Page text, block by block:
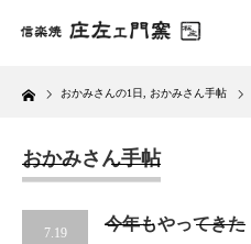
Home おかみさんの1日 おかみさん手帖
おかみさん手帖
7.19
今年もやってきた